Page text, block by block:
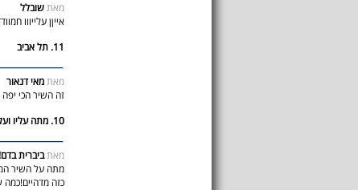
מאתשובלל
אייןן עלייווו
11. תל אביב
מאתמאי דנאור
זה השיר הכי
10. מתה עליו ועל השיר הזה
מאתביברית בדם!
מתה על השיר
כזה